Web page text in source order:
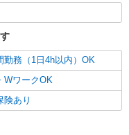
勤務（1日4h以内）OK
WワークOK
険あり